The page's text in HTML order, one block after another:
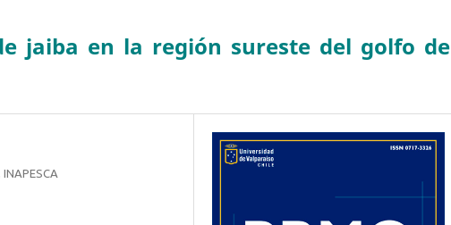
jaiba en la región sureste del golfo de